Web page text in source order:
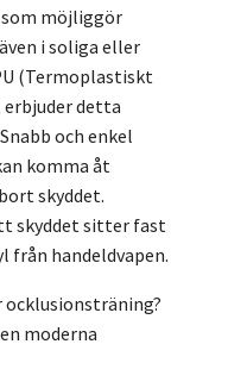
möjliggör
i soliga eller
(Termoplastiskt
detta
och enkel
komma åt
skyddet.
skyddet sitter fast
från handeldvapen.
moderna